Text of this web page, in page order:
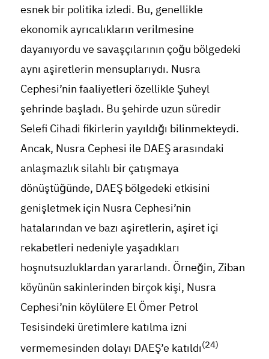
esnek bir politika izledi. Bu, genellikle
ekonomik ayrıcalıkların verilmesine
dayanıyordu ve savaşçılarının çoğu bölgedeki
aynı aşiretlerin mensuplarıydı. Nusra
Cephesi’nin faaliyetleri özellikle Şuheyl
şehrinde başladı. Bu şehirde uzun süredir
Selefi Cihadi fikirlerin yayıldığı bilinmekteydi.
Ancak, Nusra Cephesi ile DAEŞ arasındaki
anlaşmazlık silahlı bir çatışmaya
dönüştüğünde, DAEŞ bölgedeki etkisini
genişletmek için Nusra Cephesi’nin
hatalarından ve bazı aşiretlerin, aşiret içi
rekabetleri nedeniyle yaşadıkları
hoşnutsuzluklardan yararlandı. Örneğin, Ziban
köyünün sakinlerinden birçok kişi, Nusra
Cephesi’nin köylülere El Ömer Petrol
Tesisindeki üretimlere katılma izni
vermemesinden dolayı DAEŞ’e katıldı(24)